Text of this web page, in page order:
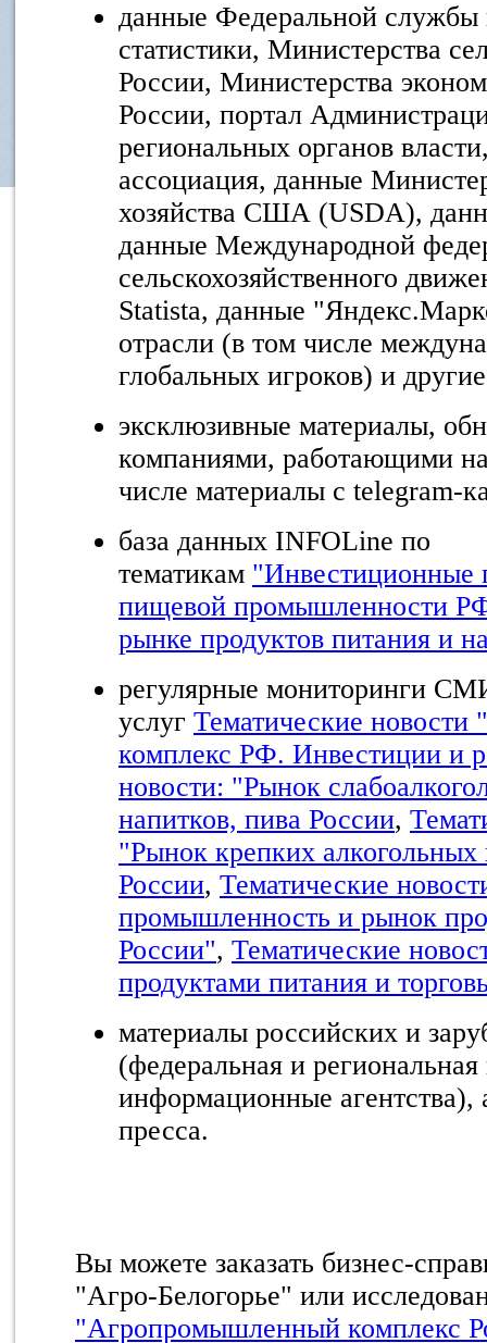
данные Федеральной службы
статистики, Министерства
России, Министерства
России, портал
региональных органов
ассоциация, данные
хозяйства США (USDA),
данные Международной
сельскохозяйственного
Statista, данные
отрасли (в том числе
глобальных игроков) и
эксклюзивные материалы,
компаниями, работающими
числе материалы с telegram-
база данных INFOLine по
тематикам
пищевой промышленности
рынке продуктов питания и
регулярные мониторинги
услуг Тематические
комплекс РФ. Инвестиции и
новости: "Рынок
напитков, пива России,
"Рынок крепких алкогольных
России, Тематические
промышленность и рынок
России", Тематические
продуктами питания и
материалы российских и
(федеральная и региональная
информационные агентства),
пресса.
Вы можете заказать бизнес-
"Агро-Белогорье" или
"Агропромышленный комплекс